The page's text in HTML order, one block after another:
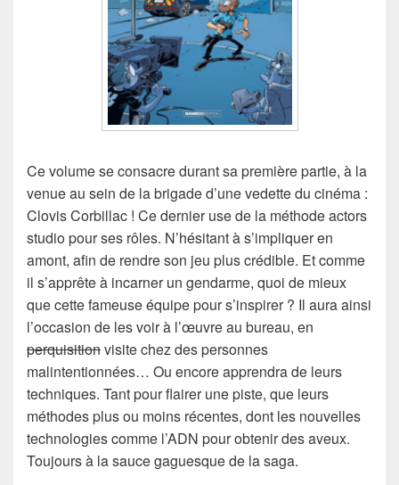
Ce volume se consacre durant sa première partie, à la
venue au sein de la brigade d’une vedette du cinéma :
Clovis Corbillac ! Ce dernier use de la méthode actors
studio pour ses rôles. N’hésitant à s’impliquer en
amont, afin de rendre son jeu plus crédible. Et comme
il s’apprête à incarner un gendarme, quoi de mieux
que cette fameuse équipe pour s’inspirer ? Il aura ainsi
l’occasion de les voir à l’œuvre au bureau, en
perquisitionvisite chez des personnes
malintentionnées… Ou encore apprendra de leurs
techniques. Tant pour flairer une piste, que leurs
méthodes plus ou moins récentes, dont les nouvelles
technologies comme l’ADN pour obtenir des aveux.
Toujours à la sauce gaguesque de la saga.